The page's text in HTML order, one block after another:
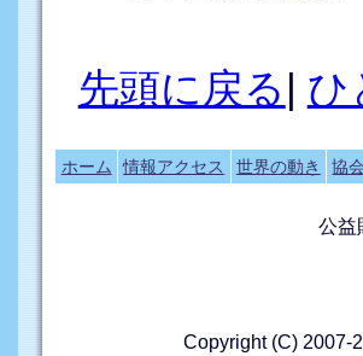
先頭に戻る ひ
ホーム 情報アクセス 世界の動き 協
公益
Copyright (C) 2007-